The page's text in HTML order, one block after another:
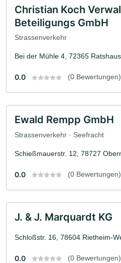
Christian Koch
Beteiligungs GmbH
Strassenverkehr
Bei der Mühle 4, 72365
0.0 (0 Bewertungen)
Ewald Rempp GmbH
Strassenverkehr · Seefracht
Schießmauerstr. 12, 78727
0.0 (0 Bewertungen)
J. & J. Marquardt KG
Schloßstr. 16, 78604 Rietheim-
0.0 (0 Bewertungen)